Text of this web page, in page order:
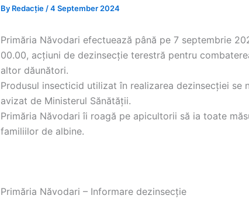
By Redacție/4 September 2024
Primăria Năvodari efectuează până pe 7 septembrie
00.00, acțiuni de dezinsecție terestră pentru
altor dăunători.
Produsul insecticid utilizat în realizarea dezinsecției se
avizat de Ministerul Sănătății.
Primăria Năvodari îi roagă pe apicultorii să ia toate
familiilor de albine.
Primăria Năvodari – Informare dezinsecție